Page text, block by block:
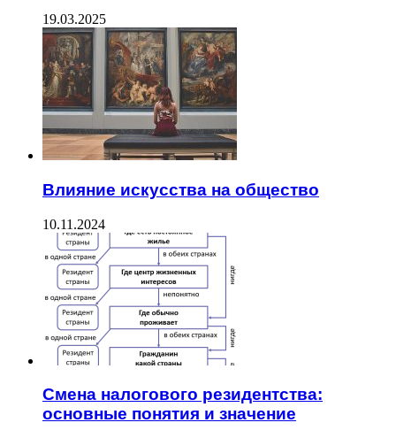
19.03.2025
Влияние искусства на общество
10.11.2024
Смена налогового резидентства:
основные понятия и значение